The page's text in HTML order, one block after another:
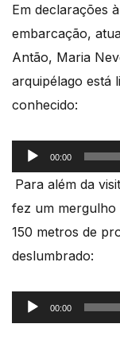
Em declarações
embarcação,
Antão, Maria
arquipélago está
conhecido:
Reprodutor
de
00:00
Para além da
fez um
150 metros de
deslumbrado:
Reprodutor
de
00:00